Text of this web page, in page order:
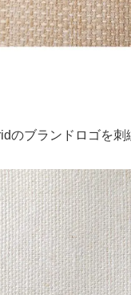
のブランドロゴを